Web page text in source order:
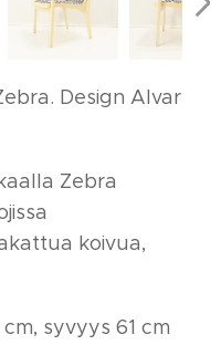
Design Alvar
Zebra
koivua,
syvyys 61 cm